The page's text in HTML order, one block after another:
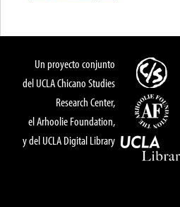
Un proyecto conjunto
del UCLA Chicano Studies
Research Center,
el Arhoolie Foundation,
y del UCLA Digital Library